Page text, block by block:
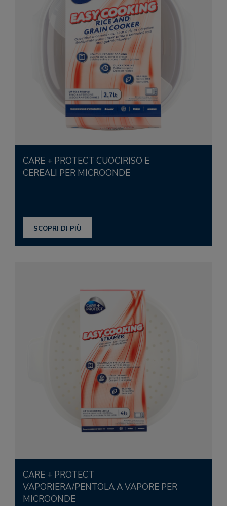
CARE + PROTECT CUOCIRISO E
CEREALI PER MICROONDE
SCOPRI DI PIÙ
CARE + PROTECT
VAPORIERA/PENTOLA A VAPORE PER
MICROONDE